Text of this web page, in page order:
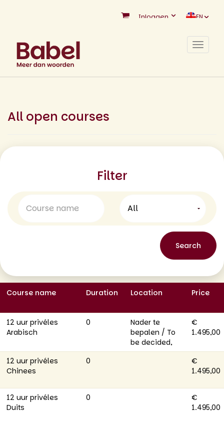
Inloggen EN
Toggle
All open courses
Filter
Course name Duration Location Price
12 uur privéles
Arabisch
0
Nader te
bepalen / To
be decided,
€
1.495,00
12 uur privéles
Chinees
0
€
1.495,00
12 uur privéles
Duits
0
€
1.495,00